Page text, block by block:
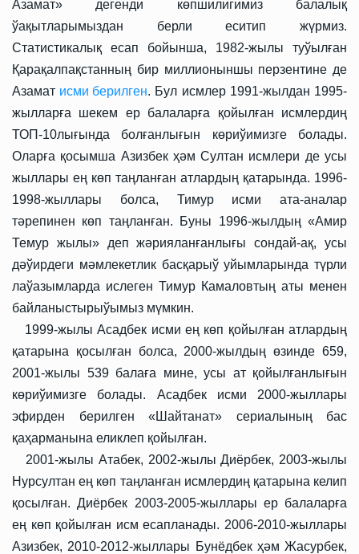
Азамат» дегенди көпшилигимиз балалық
ўақытларымыздан берли еситип жүрмиз.
Статистикалық есап бойынша, 1982-жылы туўылған
Қарақалпақстанның бир миллионыншы перзентине де
Азамат исми берилген. Бул исмлер 1991-жылдан 1995-
жылларға шекем ер балаларға қойылған исмлердиң
ТОП-10лығында болғанлығын көриўимизге болады.
Оларға қосымша Азизбек ҳәм Султан исмлери де усы
жыллары ең көп таңланған атлардың қатарында. 1996-
1998-жыллары болса, Тимур исми ата-аналар
тәрепинен көп таңланған. Буны 1996-жылдың «Амир
Темур жылы» деп жәрияланғанлығы сондай-ақ, усы
дәўирдеги мәмлекетлик басқарыў уйымларында түрли
лаўазымларда ислеген Тимур Камаловтың аты менен
байланыстырыўымыз мүмкин.
1999-жылы Асадбек исми ең көп қойылған атлардың
қатарына қосылған болса, 2000-жылдың өзинде 659,
2001-жылы 539 балаға мине, усы ат қойылғанлығын
көриўимизге болады. Асадбек исми 2000-жыллары
эфирден берилген «Шайтанат» сериалының бас
қаҳарманына еликлеп қойылған.
2001-жылы Атабек, 2002-жылы Диёрбек, 2003-жылы
Нурсултан ең көп таңланған исмлердиң қатарына келип
қосылған. Диёрбек 2003-2005-жыллары ер балаларға
ең көп қойылған исм есапланады. 2006-2010-жыллары
Азизбек, 2010-2012-жыллары Бунёдбек ҳәм Жасурбек,